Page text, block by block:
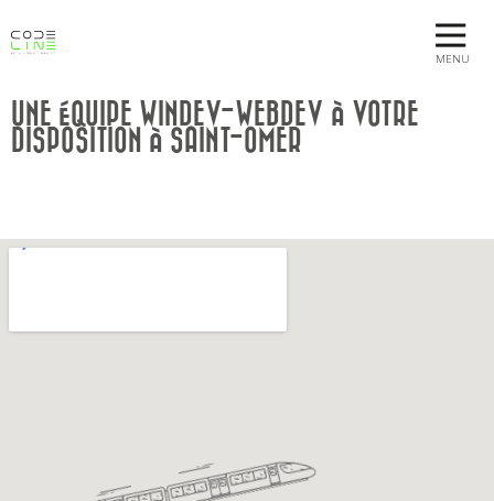
MENU
UNE ÉQUIPE WINDEV-WEBDEV À VOTRE
DISPOSITION À SAINT-OMER